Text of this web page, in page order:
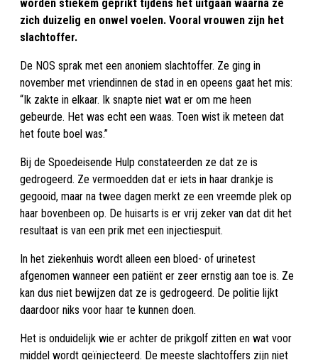
worden stiekem geprikt tijdens het uitgaan waarna ze
zich duizelig en onwel voelen. Vooral vrouwen zijn het
slachtoffer.
De NOS sprak met een anoniem slachtoffer. Ze ging in
november met vriendinnen de stad in en opeens gaat het mis:
“Ik zakte in elkaar. Ik snapte niet wat er om me heen
gebeurde. Het was echt een waas. Toen wist ik meteen dat
het foute boel was.”
Bij de Spoedeisende Hulp constateerden ze dat ze is
gedrogeerd. Ze vermoedden dat er iets in haar drankje is
gegooid, maar na twee dagen merkt ze een vreemde plek op
haar bovenbeen op. De huisarts is er vrij zeker van dat dit het
resultaat is van een prik met een injectiespuit.
In het ziekenhuis wordt alleen een bloed- of urinetest
afgenomen wanneer een patiënt er zeer ernstig aan toe is. Ze
kan dus niet bewijzen dat ze is gedrogeerd. De politie lijkt
daardoor niks voor haar te kunnen doen.
Het is onduidelijk wie er achter de prikgolf zitten en wat voor
middel wordt geïnjecteerd. De meeste slachtoffers zijn niet